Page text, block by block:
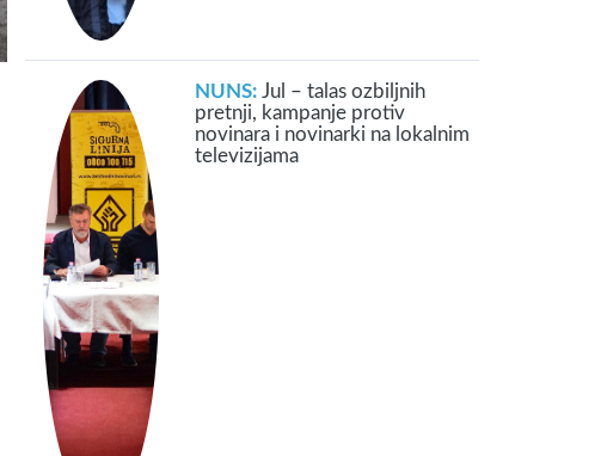
NUNS: Jul – talas ozbiljnih
pretnji, kampanje protiv
novinara i novinarki na lokalnim
televizijama